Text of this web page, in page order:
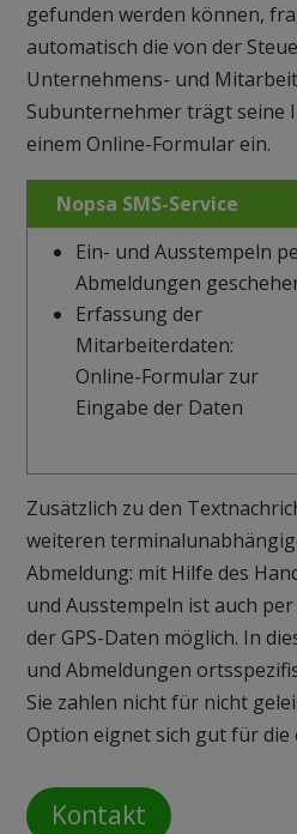
gefunden werden können,
automatisch die von der
Unternehmens- und
Subunternehmer trägt seine
einem Online-Formular ein.
Nopsa SMS-Service
Ein- und Ausstempeln
Abmeldungen
Erfassung der
Mitarbeiterdaten:
Online-Formular zur
Eingabe der Daten
Zusätzlich zu den
weiteren
Abmeldung: mit Hilfe des
und Ausstempeln ist auch
der GPS-Daten möglich. In
und Abmeldungen
Sie zahlen nicht für nicht
Option eignet sich gut für
Kontakt